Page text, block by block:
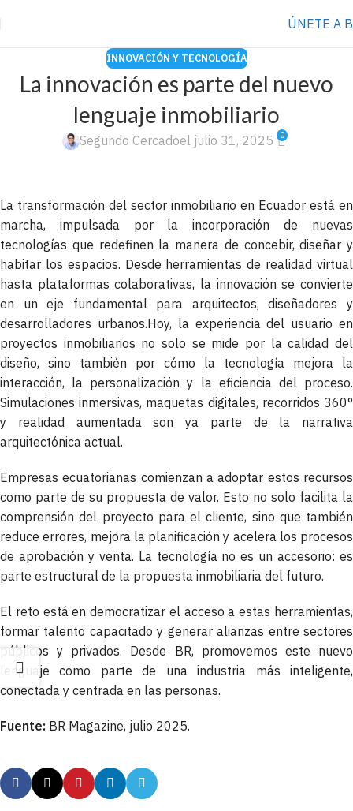
ÚNETE A
INNOVACIÓN Y TECNOLOGÍA
La innovación es parte del nuevo
lenguaje inmobiliario
Segundo Cercadoel julio 31, 2025 0
La transformación del sector inmobiliario en Ecuador está en
marcha, impulsada por la incorporación de nuevas
tecnologías que redefinen la manera de concebir, diseñar y
habitar los espacios. Desde herramientas de realidad virtual
hasta plataformas colaborativas, la innovación se convierte
en un eje fundamental para arquitectos, diseñadores y
desarrolladores urbanos.Hoy, la experiencia del usuario en
proyectos inmobiliarios no solo se mide por la calidad del
diseño, sino también por cómo la tecnología mejora la
interacción, la personalización y la eficiencia del proceso.
Simulaciones inmersivas, maquetas digitales, recorridos 360°
y realidad aumentada son ya parte de la narrativa
arquitectónica actual.
Empresas ecuatorianas comienzan a adoptar estos recursos
como parte de su propuesta de valor. Esto no solo facilita la
comprensión del proyecto para el cliente, sino que también
reduce errores, mejora la planificación y acelera los procesos
de aprobación y venta. La tecnología no es un accesorio: es
parte estructural de la propuesta inmobiliaria del futuro.
El reto está en democratizar el acceso a estas herramientas,
formar talento capacitado y generar alianzas entre sectores
públicos y privados. Desde BR, promovemos este nuevo
lenguaje como parte de una industria más inteligente,
conectada y centrada en las personas.
Fuente: BR Magazine, julio 2025.